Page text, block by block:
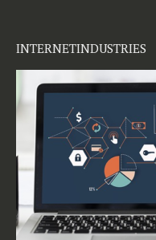
INTERNETINDUSTRIES